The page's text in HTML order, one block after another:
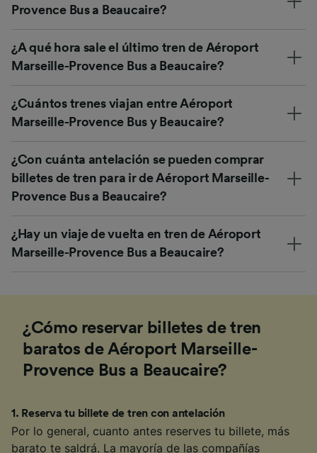
Provence Bus a Beaucaire?
¿A qué hora sale el último tren de Aéroport
Marseille-Provence Bus a Beaucaire?
¿Cuántos trenes viajan entre Aéroport
Marseille-Provence Bus y Beaucaire?
¿Con cuánta antelación se pueden comprar
billetes de tren para ir de Aéroport Marseille-
Provence Bus a Beaucaire?
¿Hay un viaje de vuelta en tren de Aéroport
Marseille-Provence Bus a Beaucaire?
¿Cómo reservar billetes de tren
baratos de Aéroport Marseille-
Provence Bus a Beaucaire?
1 . Reserva tu billete de tren con antelación
Por lo general, cuanto antes reserves tu billete, más
barato te saldrá. La mayoría de las compañías